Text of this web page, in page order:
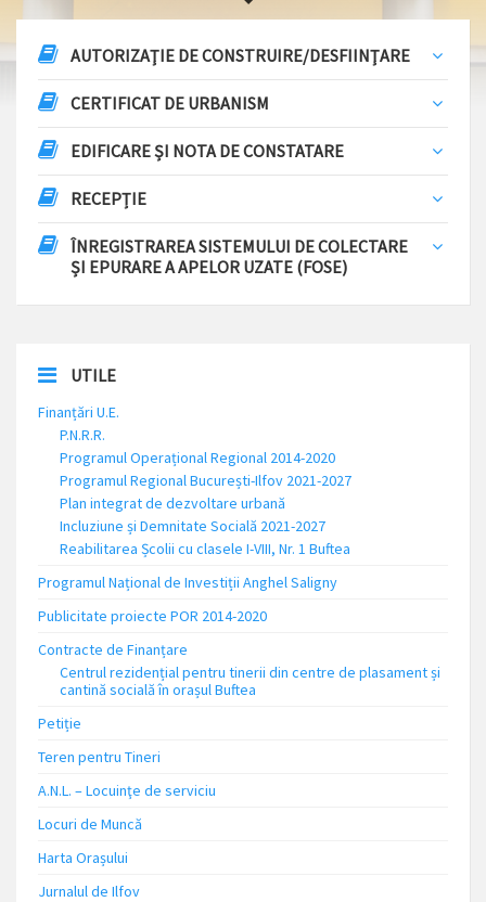
AUTORIZAŢIE DE CONSTRUIRE/DESFIINŢARE
CERTIFICAT DE URBANISM
EDIFICARE ȘI NOTA DE CONSTATARE
RECEPȚIE
ÎNREGISTRAREA SISTEMULUI DE COLECTARE
ȘI EPURARE A APELOR UZATE (FOSE)
UTILE
Finanțări U.E.
P.N.R.R.
Programul Operațional Regional 2014-2020
Programul Regional București-Ilfov 2021-2027
Plan integrat de dezvoltare urbană
Incluziune și Demnitate Socială 2021-2027
Reabilitarea Școlii cu clasele I-VIII, Nr. 1 Buftea
Programul Național de Investiții Anghel Saligny
Publicitate proiecte POR 2014-2020
Contracte de Finanțare
Centrul rezidențial pentru tinerii din centre de plasament și
cantină socială în orașul Buftea
Petiție
Teren pentru Tineri
A.N.L. – Locuinţe de serviciu
Locuri de Muncă
Harta Orașului
Jurnalul de Ilfov